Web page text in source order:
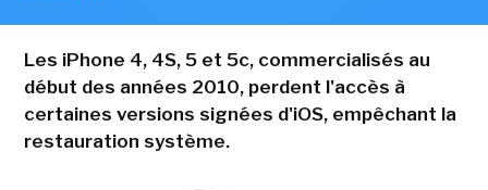
Les iPhone 4, 4S, 5 et 5c, commercialisés au
début des années 2010, perdent l'accès à
certaines versions signées d'iOS, empêchant la
restauration système.